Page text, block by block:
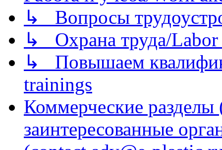
↳ Вопросы
↳ Охрана труда/Labor
↳ Повышаем
trainings
Коммерческие
заинтересованные